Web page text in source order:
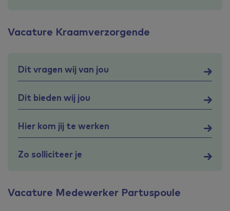
Vacature Kraamverzorgende
Dit vragen wij van jou
Dit bieden wij jou
Hier kom jij te werken
Zo solliciteer je
Vacature Medewerker Partuspoule